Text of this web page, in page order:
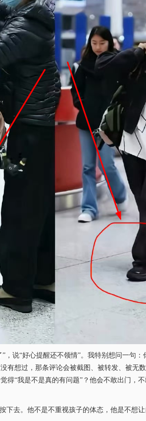
说“好心提醒还不领情”。我特别想问一句
有想过，那条评论会被截图、被转发、被无
得“我是不是真的有问题”？他会不敢出门，
去。他不是不重视孩子的体态，他是不想